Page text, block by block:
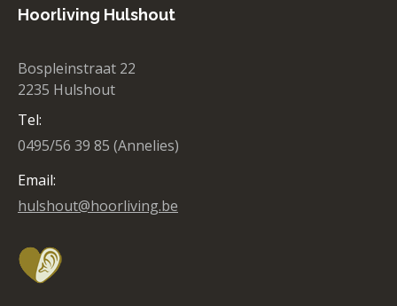
Hoorliving Hulshout
Bospleinstraat 22
2235 Hulshout
Tel:
0495/56 39 85 (Annelies)
Email:
hulshout@hoorliving.be